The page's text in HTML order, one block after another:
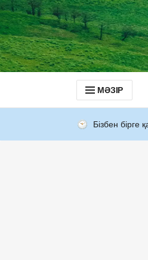
МӘЗІР
Бізбен бірге